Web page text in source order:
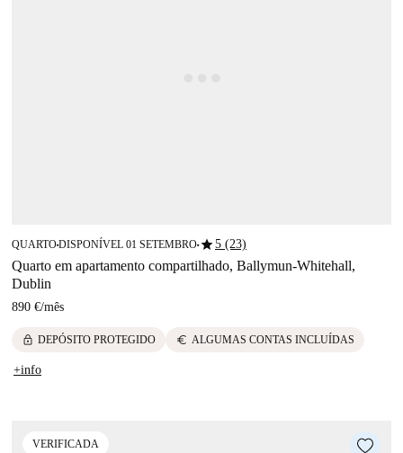
QUARTO■DISPONÍVEL 01 SETEMBRO■star5 (23)
Quarto em apartamento compartilhado, Ballymun-Whitehall,
Dublin
890 €/mês
lock DEPÓSITO PROTEGIDO euro ALGUMAS CONTAS INCLUÍDAS
+info
VERIFICADA